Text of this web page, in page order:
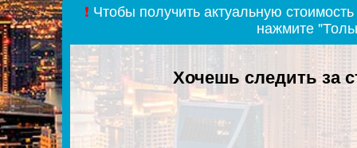
❗ Чтобы получить актуальную
нажмите
Хочешь следить за